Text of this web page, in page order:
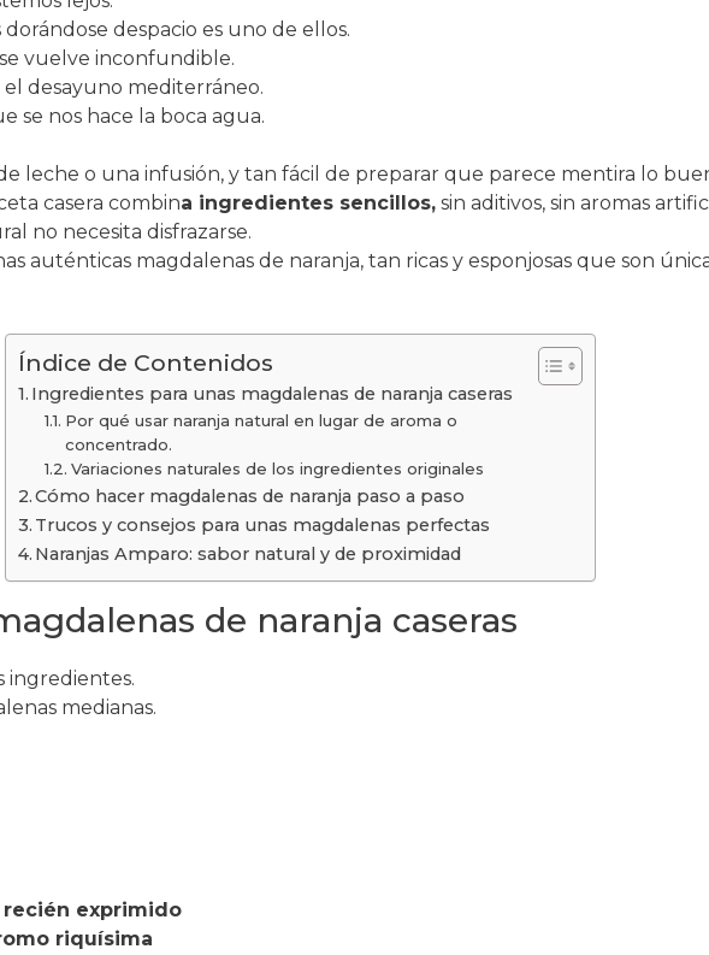
despacio es uno de ellos.
vuelve inconfundible.
el desayuno mediterráneo.
se nos hace la boca agua.
leche o una infusión, y tan fácil de preparar que parece mentira lo
casera combina ingredientes sencillos, sin aditivos, sin aromas
no necesita disfrazarse.
auténticas magdalenas de naranja, tan ricas y esponjosas que son
Índice de Contenidos
Ingredientes para unas magdalenas de naranja caseras
Por qué usar naranja natural en lugar de aroma o
concentrado.
Variaciones naturales de los ingredientes originales
Cómo hacer magdalenas de naranja paso a paso
Trucos y consejos para unas magdalenas perfectas
Naranjas Amparo: sabor natural y de proximidad
de naranja caseras
ingredientes.
medianas.
recién exprimido
riquísima